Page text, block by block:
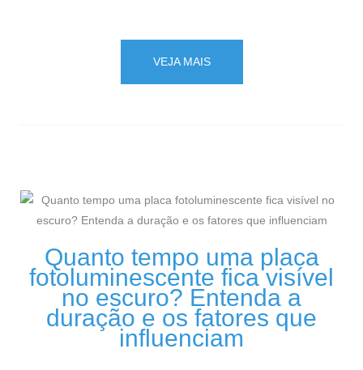
VEJA MAIS
Quanto tempo uma placa
fotoluminescente fica visível
no escuro? Entenda a
duração e os fatores que
influenciam